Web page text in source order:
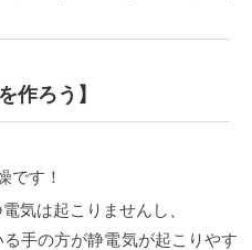
作ろう】
です！
気は起こりませんし、
手の方が静電気が起こりやす